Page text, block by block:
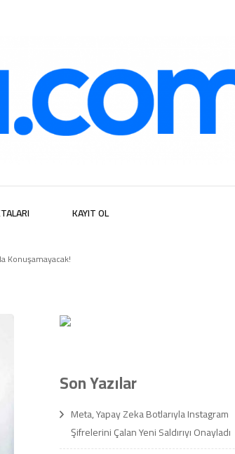
KAYIT OL
Konuşamayacak!
Son Yazılar
Meta, Yapay Zeka Botlarıyla Instagram
Şifrelerini Çalan Yeni Saldırıyı Onayladı